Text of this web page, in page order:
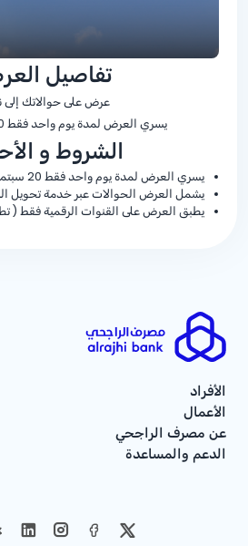
تفاصيل
عرض على حوالاتك إلى
يسري العرض لمدة يوم واحد فقط 20 سبتمبر 2025
الشروط و
يسري العرض لمدة يوم واحد فقط 20 سبتمبر 2025
يشمل العرض الحوالات عبر خدمة تحويل
يطبق العرض على القنوات الرقمية فقط (
الأفراد
الأعمال
عن مصرف الراجحي
الدعم والمساعدة